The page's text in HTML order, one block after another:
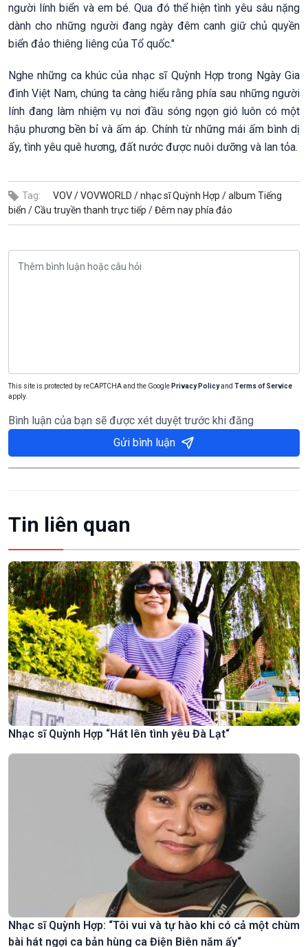
người lính biển và em bé. Qua đó thể hiện tình yêu sâu nặng
dành cho những người đang ngày đêm canh giữ chủ quyền
biển đảo thiêng liêng của Tổ quốc."
Nghe những ca khúc của nhạc sĩ Quỳnh Hợp trong Ngày Gia
đình Việt Nam, chúng ta càng hiểu rằng phía sau những người
lính đang làm nhiệm vụ nơi đầu sóng ngọn gió luôn có một
hậu phương bền bỉ và ấm áp. Chính từ những mái ấm bình dị
ấy, tình yêu quê hương, đất nước được nuôi dưỡng và lan tỏa.
Tag: VOV /VOVWORLD /nhạc sĩ Quỳnh Hợp /album Tiếng
biển /Cầu truyền thanh trực tiếp /Đêm nay phía đảo
This site is protected by reCAPTCHA and the Google Privacy Policyand Terms of Service
apply.
Bình luận của bạn sẽ được xét duyệt trước khi đăng
Gửi bình luận
Tin liên quan
Nhạc sĩ Quỳnh Hợp “Hát lên tình yêu Đà Lạt“
Nhạc sĩ Quỳnh Hợp: “Tôi vui và tự hào khi có cả một chùm
bài hát ngợi ca bản hùng ca Điện Biên năm ấy“